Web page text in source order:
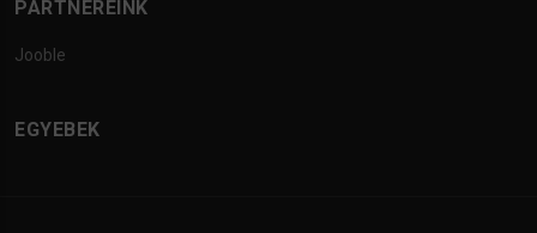
PARTNEREINK
Jooble
EGYEBEK